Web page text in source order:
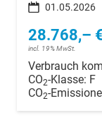
01.05.2026
28.768,–
incl. 19% MwSt.
Verbrauch
CO2-Klasse: F
CO2-